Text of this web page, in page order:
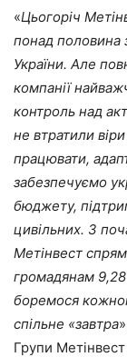
«Цьогоріч
понад половина
України. Але
компанії
контроль над
не втратили
працювати,
забезпечуємо
бюджету,
цивільних. З
Метінвест
громадянам
боремося
спільне «завтра
Групи